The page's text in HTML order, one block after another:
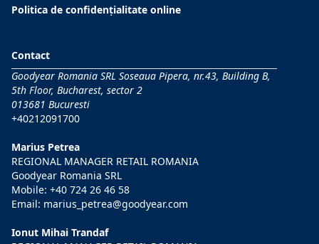
Politica de confidențialitate online
Contact
Goodyear Romania SRL Soseaua Pipera, nr.43, Building B,
5th Floor, Bucharest, sector 2
013681 Bucuresti
+40212091700
Marius Petrea
REGIONAL MANAGER RETAIL ROMANIA
Goodyear Romania SRL
Mobile: +40 724 26 46 58
Email: marius_petrea@goodyear.com
Ionut Mihai Trandaf